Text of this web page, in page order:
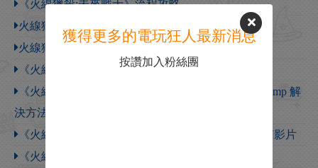
《火線獵殺:未來戰士》流程攻略
火線獵殺4 多人對戰實況解說系列
火線獵殺4 多人對戰實況解說系列
《火線獵殺4：未來戰士》最高難度流程影片攻略
《火線獵殺4：未來戰士》Fatal error Generate minidump 解
決方法
《火線獵殺4：未來戰士》戰役模式全戰術挑戰指南影片
《火線獵殺4：未來戰士》PC影片解說
獲得更多的電玩狂人最新消息
按讚加入粉絲團